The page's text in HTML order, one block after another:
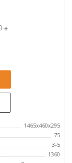
1465х460х295
75
3-5
1360